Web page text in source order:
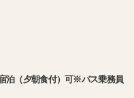
泊（夕朝食付）可※バス乗務員